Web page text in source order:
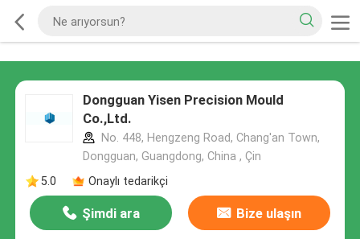
Dongguan Yisen Precision Mould
Co.,Ltd.
No. 448, Hengzeng Road, Chang'an Town,
Dongguan, Guangdong, China , Çin
5.0
Onaylı tedarikçi
Şimdi ara Bize ulaşın